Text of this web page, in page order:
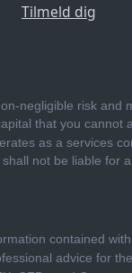
Tilmeld dig